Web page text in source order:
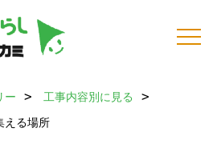
ー
工事内容別に見る
える場所